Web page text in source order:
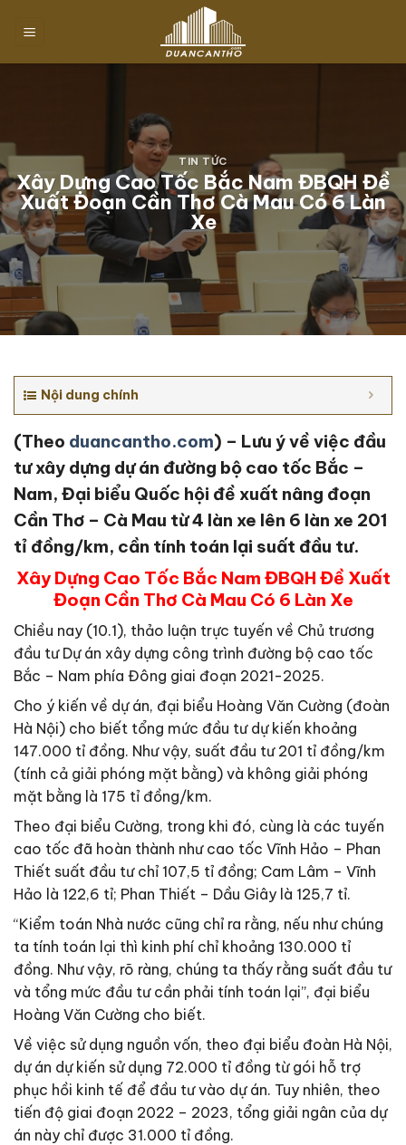
đến
TIN TỨC
Xây Dựng Cao Tốc Bắc Nam ĐBQH Đề
Xuất Đoạn Cần Thơ Cà Mau Có 6 Làn
Xe
Nội dung chính
(Theo duancantho.com) – Lưu ý về việc đầu
tư xây dựng dự án đường bộ cao tốc Bắc –
Nam, Đại biểu Quốc hội đề xuất nâng đoạn
Cần Thơ – Cà Mau từ 4 làn xe lên 6 làn xe 201
tỉ đồng/km, cần tính toán lại suất đầu tư.
Xây Dựng Cao Tốc Bắc Nam ĐBQH Đề Xuất
Đoạn Cần Thơ Cà Mau Có 6 Làn Xe
Chiều nay (10.1), thảo luận trực tuyến về Chủ trương
đầu tư Dự án xây dựng công trình đường bộ cao tốc
Bắc – Nam phía Đông giai đoạn 2021-2025.
Cho ý kiến về dự án, đại biểu Hoàng Văn Cường (đoàn
Hà Nội) cho biết tổng mức đầu tư dự kiến khoảng
147.000 tỉ đồng. Như vậy, suất đầu tư 201 tỉ đồng/km
(tính cả giải phóng mặt bằng) và không giải phóng
mặt bằng là 175 tỉ đồng/km.
Theo đại biểu Cường, trong khi đó, cùng là các tuyến
cao tốc đã hoàn thành như cao tốc Vĩnh Hảo – Phan
Thiết suất đầu tư chỉ 107,5 tỉ đồng; Cam Lâm – Vĩnh
Hảo là 122,6 tỉ; Phan Thiết – Dầu Giây là 125,7 tỉ.
“Kiểm toán Nhà nước cũng chỉ ra rằng, nếu như chúng
ta tính toán lại thì kinh phí chỉ khoảng 130.000 tỉ
đồng. Như vậy, rõ ràng, chúng ta thấy rằng suất đầu tư
và tổng mức đầu tư cần phải tính toán lại”, đại biểu
Hoàng Văn Cường cho biết.
Về việc sử dụng nguồn vốn, theo đại biểu đoàn Hà Nội,
dự án dự kiến sử dụng 72.000 tỉ đồng từ gói hỗ trợ
phục hồi kinh tế để đầu tư vào dự án. Tuy nhiên, theo
tiến độ giai đoạn 2022 – 2023, tổng giải ngân của dự
án này chỉ được 31.000 tỉ đồng.